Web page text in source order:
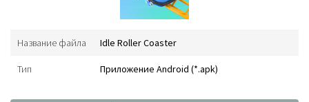
Название файла Idle Roller Coaster
Тип Приложение Android (*.apk)